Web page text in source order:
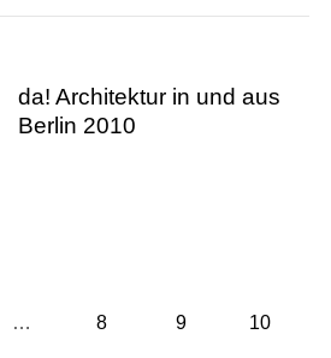
da! Architektur in und aus
Berlin 2010
… 8 9 10